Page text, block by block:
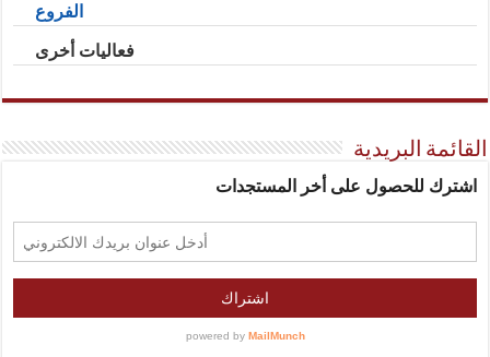
الفروع
فعاليات أخرى
القائمة البريدية